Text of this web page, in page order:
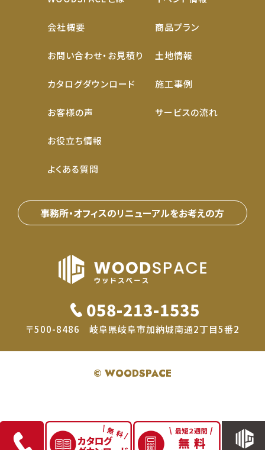
会社概要
お問い合わせ・お見積り
カタログダウンロード
お客様の声
お役立ち情報
よくある質問
商品プラン
土地情報
施工事例
サービスの流れ
事務所・オフィスのリニューアルをお考えの⽅
058-213-1535
〒500-8486 岐阜県岐阜市加納城南通2丁目5番2
© WOODSPACE